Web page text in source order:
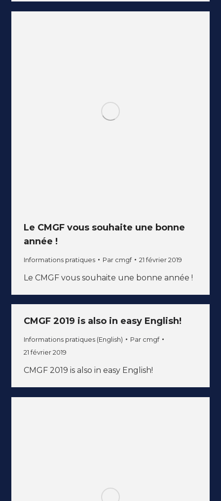
Le CMGF vous souhaite une bonne
année !
Informations pratiques Par cmgf 21 février 2019
Le CMGF vous souhaite une bonne année !
CMGF 2019 is also in easy English!
Informations pratiques (English) Par cmgf
21 février 2019
CMGF 2019 is also in easy English!